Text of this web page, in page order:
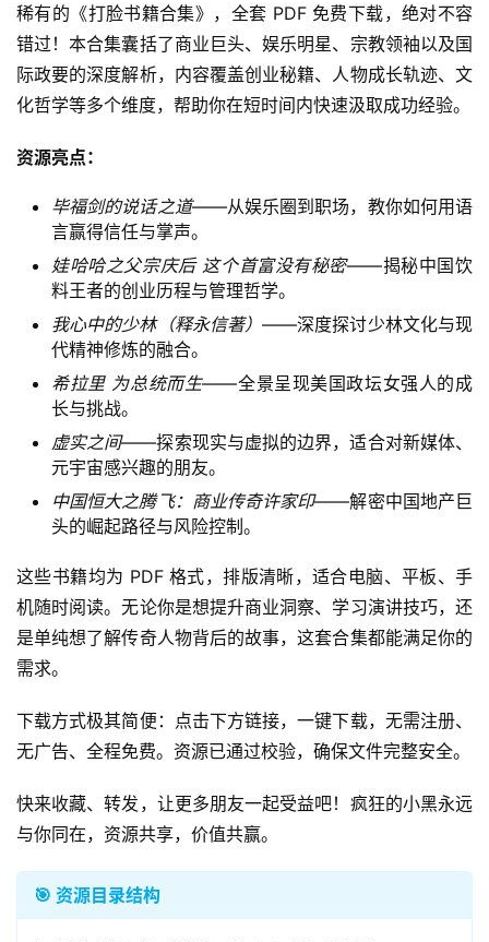
稀有的《打脸书籍合集》，全套 PDF 免费下载，绝对不容
错过！本合集囊括了商业巨头、娱乐明星、宗教领袖以及国
际政要的深度解析，内容覆盖创业秘籍、人物成长轨迹、文
化哲学等多个维度，帮助你在短时间内快速汲取成功经验。
资源亮点：
毕福剑的说话之道——从娱乐圈到职场，教你如何用语
言赢得信任与掌声。
娃哈哈之父宗庆后 这个首富没有秘密——揭秘中国饮
料王者的创业历程与管理哲学。
我心中的少林（释永信著）——深度探讨少林文化与现
代精神修炼的融合。
希拉里 为总统而生——全景呈现美国政坛女强人的成
长与挑战。
虚实之间——探索现实与虚拟的边界，适合对新媒体、
元宇宙感兴趣的朋友。
中国恒大之腾飞：商业传奇许家印——解密中国地产巨
头的崛起路径与风险控制。
这些书籍均为 PDF 格式，排版清晰，适合电脑、平板、手
机随时阅读。无论你是想提升商业洞察、学习演讲技巧，还
是单纯想了解传奇人物背后的故事，这套合集都能满足你的
需求。
下载方式极其简便：点击下方链接，一键下载，无需注册、
无广告、全程免费。资源已通过校验，确保文件完整安全。
快来收藏、转发，让更多朋友一起受益吧！疯狂的小黑永远
与你同在，资源共享，价值共赢。
🎯 资源目录结构